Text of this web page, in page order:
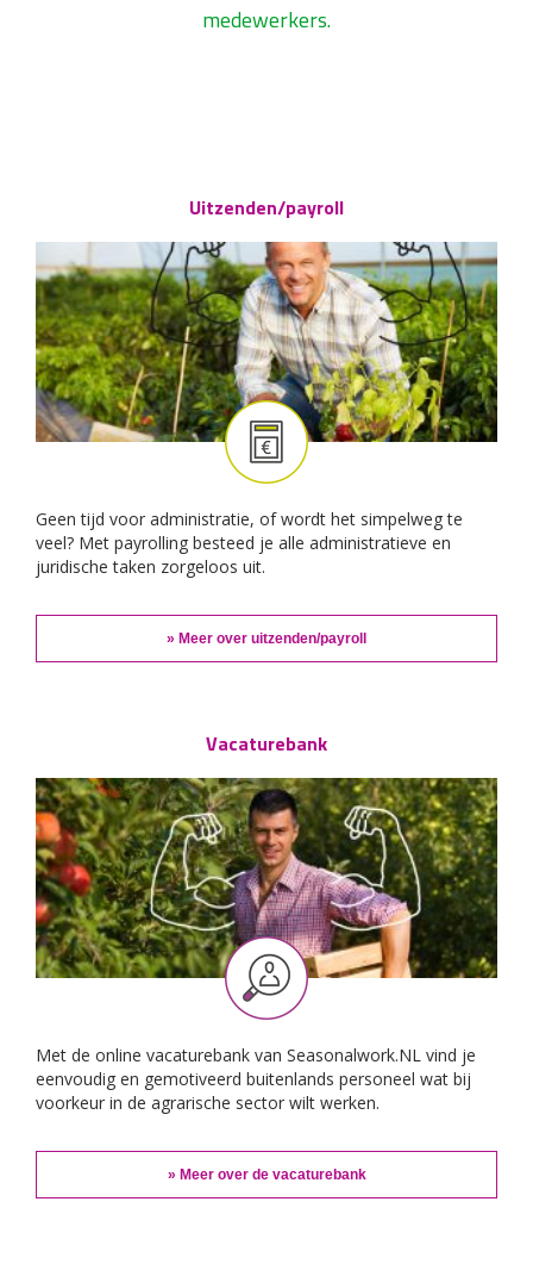
medewerkers.
Uitzenden/payroll
Geen tijd voor administratie, of wordt het simpelweg te
veel? Met payrolling besteed je alle administratieve en
juridische taken zorgeloos uit.
» Meer over uitzenden/payroll
Vacaturebank
Met de online vacaturebank van Seasonalwork.NL vind je
eenvoudig en gemotiveerd buitenlands personeel wat bij
voorkeur in de agrarische sector wilt werken.
» Meer over de vacaturebank